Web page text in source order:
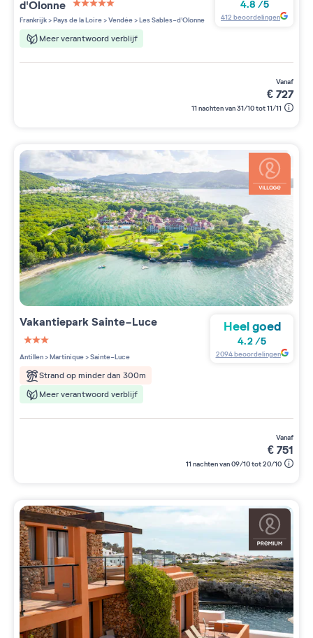
d'Olonne
5 étoiles sur 5
Frankrijk>Pays de la Loire>Vendée>Les Sables-d'Olonne
Meer verantwoord verblijf
4.8 /5
412 beoordelingen
vanaf
€727
11 nachten van 31/10 tot 11/11
VakantieparkSainte-Luce
3 étoiles sur 5
Antillen>Martinique>Sainte-Luce
Strand op minder dan 300m
Meer verantwoord verblijf
Heel goed
4.2/5
2094beoordelingen
vanaf
€751
11 nachten van 09/10 tot 20/10